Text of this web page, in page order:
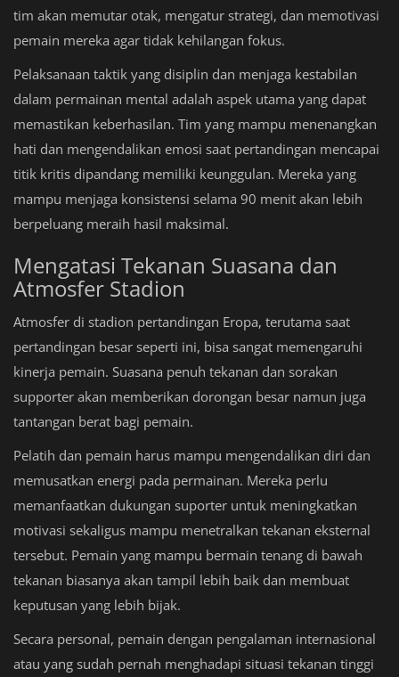
tim akan memutar otak, mengatur strategi, dan memotivasi
pemain mereka agar tidak kehilangan fokus.
Pelaksanaan taktik yang disiplin dan menjaga kestabilan
dalam permainan mental adalah aspek utama yang dapat
memastikan keberhasilan. Tim yang mampu menenangkan
hati dan mengendalikan emosi saat pertandingan mencapai
titik kritis dipandang memiliki keunggulan. Mereka yang
mampu menjaga konsistensi selama 90 menit akan lebih
berpeluang meraih hasil maksimal.
Mengatasi Tekanan Suasana dan
Atmosfer Stadion
Atmosfer di stadion pertandingan Eropa, terutama saat
pertandingan besar seperti ini, bisa sangat memengaruhi
kinerja pemain. Suasana penuh tekanan dan sorakan
supporter akan memberikan dorongan besar namun juga
tantangan berat bagi pemain.
Pelatih dan pemain harus mampu mengendalikan diri dan
memusatkan energi pada permainan. Mereka perlu
memanfaatkan dukungan suporter untuk meningkatkan
motivasi sekaligus mampu menetralkan tekanan eksternal
tersebut. Pemain yang mampu bermain tenang di bawah
tekanan biasanya akan tampil lebih baik dan membuat
keputusan yang lebih bijak.
Secara personal, pemain dengan pengalaman internasional
atau yang sudah pernah menghadapi situasi tekanan tinggi